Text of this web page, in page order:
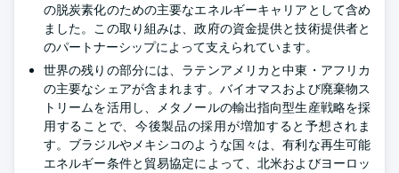
の脱炭素化のための主要なエネルギーキャリアとして含め
ました。この取り組みは、政府の資金提供と技術提供者と
のパートナーシップによって支えられています。
世界の残りの部分には、ラテンアメリカと中東・アフリカ
の主要なシェアが含まれます。バイオマスおよび廃棄物ス
トリームを活用し、メタノールの輸出指向型生産戦略を採
用することで、今後製品の採用が増加すると予想されま
す。ブラジルやメキシコのような国々は、有利な再生可能
エネルギー条件と貿易協定によって、北米およびヨーロッ